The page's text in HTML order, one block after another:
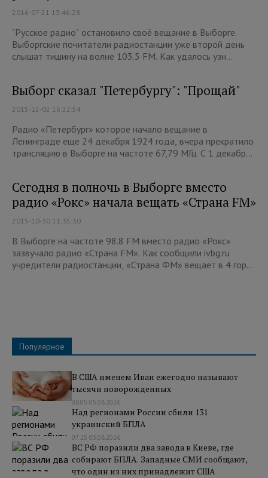
2016-07-21 13:46:28
"Русское радио" остановило своё вещание в Выборге.
Выборгские почитатели радиостанции уже второй день
слышат тишину на волне 103.5 FM. Как удалось узн...
Выборг сказал "Петербургу": "Прощай"
2015-12-02 16:22:54
Радио «Петербург» которое начало вещание в
Ленинграде еще 24 декабря 1924 года, вчера прекратило
трансляцию в Выборге на частоте 67,79 МГц. С 1 декабр...
Сегодня в полночь в Выборге вместо
радио «Рокс» начала вещать «Страна FM»
2015-10-30 11:35:30
В Выборге на частоте 98.8 FM вместо радио «Рокс»
зазвучало радио «Страна FM». Как сообщили ivbg.ru
учредители радиостанции, «Страна ФМ» вещает в 4 гор...
Популярное
В США именем Иван ежегодно называют
тысячи новорожденных
08:05 05.08.2026
Над регионами России сбили 131
украинский БПЛА
07:25 03.08.2026
ВС РФ поразили два завода в Киеве, где
собирают БПЛА. Западные СМИ сообщают,
что один из них принадлежит США